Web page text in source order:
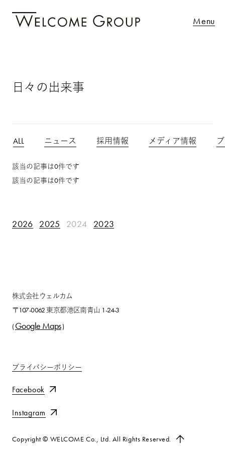
Menu
日々の出来事
ALL ニュース 採用情報 メディア情報
該当の記事は0件です
該当の記事は0件です
2026 2025 2024 2023
株式会社ウェルカム
〒107-0062 東京都港区南青山 1-24-3
( Google Maps)
プライバシーポリシー
Facebook
Instagram
Copyright © WELCOME Co., Ltd. All Rights Reserved.